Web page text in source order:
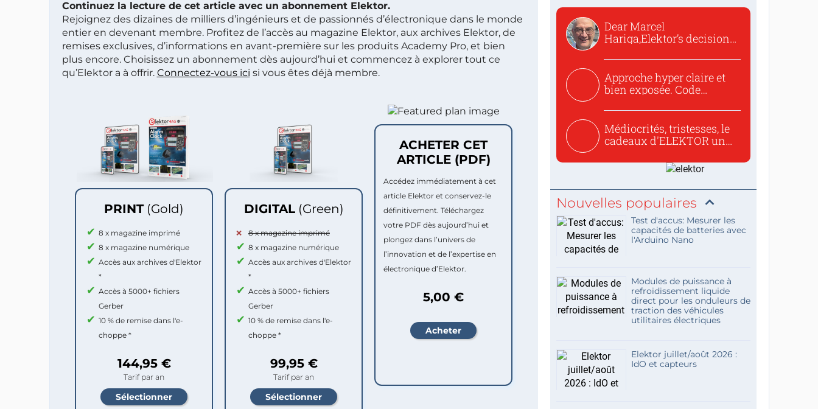
Continuez la lecture de cet article avec un abonnement Elektor.
Rejoignez des dizaines de milliers d’ingénieurs et de passionnés d’électronique dans le monde
entier en devenant membre. Profitez de l’accès au magazine Elektor, aux archives Elektor, de
remises exclusives, d’informations en avant-première sur les produits Academy Pro, et bien
plus encore. Choisissez un abonnement dès aujourd’hui et commencez à explorer tout ce
qu’Elektor a à offrir. Connectez-vous ici si vous êtes déjà membre.
PRINT (Gold)
8 x magazine imprimé
8 x magazine numérique
Accès aux archives d'Elektor
*
Accès à 5000+ fichiers
Gerber
10 % de remise dans l'e-
choppe *
144,95 €
Tarif par an
DIGITAL (Green)
8 x magazine imprimé
8 x magazine numérique
Accès aux archives d'Elektor
*
Accès à 5000+ fichiers
Gerber
10 % de remise dans l'e-
choppe *
99,95 €
Tarif par an
ACHETER CET
ARTICLE (PDF)
Accédez immédiatement à cet
article Elektor et conservez-le
définitivement. Téléchargez
votre PDF dès aujourd’hui et
plongez dans l’univers de
l’innovation et de l’expertise en
électronique d’Elektor.
5,00 €
Dear Marcel
Hariga,Elektor’s decision
Approche hyper claire et
bien exposée. Code
Médiocrités, tristesses, le
cadeaux d'ELEKTOR un
Nouvelles populaires
Test d'accus: Mesurer les
capacités de batteries avec
l'Arduino Nano
Modules de puissance à
refroidissement liquide
direct pour les onduleurs de
traction des véhicules
utilitaires électriques
Elektor juillet/août 2026 :
IdO et capteurs